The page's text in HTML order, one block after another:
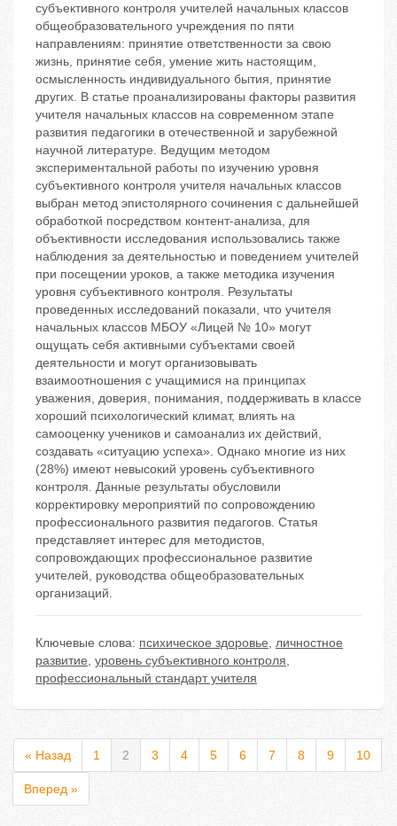
субъективного контроля учителей начальных классов
общеобразовательного учреждения по пяти
направлениям: принятие ответственности за свою
жизнь, принятие себя, умение жить настоящим,
осмысленность индивидуального бытия, принятие
других. В статье проанализированы факторы развития
учителя начальных классов на современном этапе
развития педагогики в отечественной и зарубежной
научной литературе. Ведущим методом
экспериментальной работы по изучению уровня
субъективного контроля учителя начальных классов
выбран метод эпистолярного сочинения с дальнейшей
обработкой посредством контент-анализа, для
объективности исследования использовались также
наблюдения за деятельностью и поведением учителей
при посещении уроков, а также методика изучения
уровня субъективного контроля. Результаты
проведенных исследований показали, что учителя
начальных классов МБОУ «Лицей № 10» могут
ощущать себя активными субъектами своей
деятельности и могут организовывать
взаимоотношения с учащимися на принципах
уважения, доверия, понимания, поддерживать в классе
хороший психологический климат, влиять на
самооценку учеников и самоанализ их действий,
создавать «ситуацию успеха». Однако многие из них
(28%) имеют невысокий уровень субъективного
контроля. Данные результаты обусловили
корректировку мероприятий по сопровождению
профессионального развития педагогов. Статья
представляет интерес для методистов,
сопровождающих профессиональное развитие
учителей, руководства общеобразовательных
организаций.
Ключевые слова: психическое здоровье, личностное
развитие, уровень субъективного контроля,
профессиональный стандарт учителя
« Назад 1 2 3 4 5 6 7 8 9 10
Вперед »